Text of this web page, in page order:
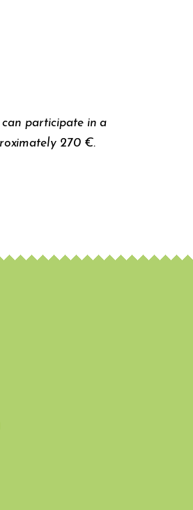
can participate in a
270 €.